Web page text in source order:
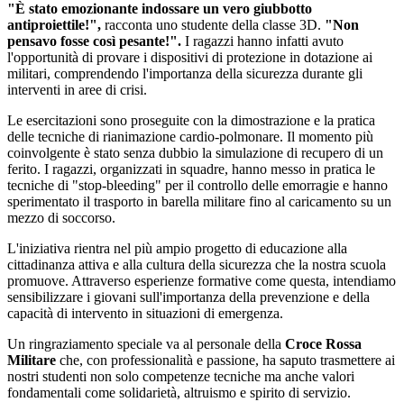
"È stato emozionante indossare un vero giubbotto
antiproiettile!", racconta uno studente della classe 3D. "Non
pensavo fosse così pesante!". I ragazzi hanno infatti avuto
l'opportunità di provare i dispositivi di protezione in dotazione ai
militari, comprendendo l'importanza della sicurezza durante gli
interventi in aree di crisi.
Le esercitazioni sono proseguite con la dimostrazione e la pratica
delle tecniche di rianimazione cardio-polmonare. Il momento più
coinvolgente è stato senza dubbio la simulazione di recupero di un
ferito. I ragazzi, organizzati in squadre, hanno messo in pratica le
tecniche di "stop-bleeding" per il controllo delle emorragie e hanno
sperimentato il trasporto in barella militare fino al caricamento su un
mezzo di soccorso.
L'iniziativa rientra nel più ampio progetto di educazione alla
cittadinanza attiva e alla cultura della sicurezza che la nostra scuola
promuove. Attraverso esperienze formative come questa, intendiamo
sensibilizzare i giovani sull'importanza della prevenzione e della
capacità di intervento in situazioni di emergenza.
Un ringraziamento speciale va al personale della Croce Rossa
Militare che, con professionalità e passione, ha saputo trasmettere ai
nostri studenti non solo competenze tecniche ma anche valori
fondamentali come solidarietà, altruismo e spirito di servizio.